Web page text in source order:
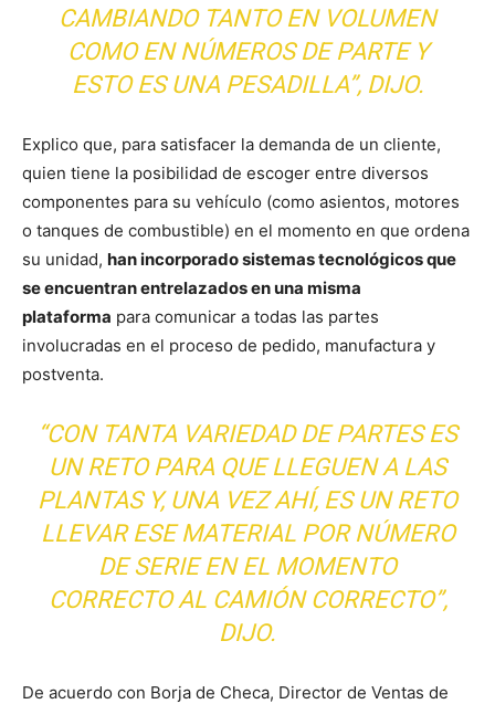
CAMBIANDO TANTO EN VOLUMEN
COMO EN NÚMEROS DE PARTE Y
ESTO ES UNA PESADILLA”, DIJO.
Explico que, para satisfacer la demanda de un cliente,
quien tiene la posibilidad de escoger entre diversos
componentes para su vehículo (como asientos, motores
o tanques de combustible) en el momento en que ordena
su unidad, han incorporado sistemas tecnológicos que
se encuentran entrelazados en una misma
plataforma para comunicar a todas las partes
involucradas en el proceso de pedido, manufactura y
postventa.
“CON TANTA VARIEDAD DE PARTES ES
UN RETO PARA QUE LLEGUEN A LAS
PLANTAS Y, UNA VEZ AHÍ, ES UN RETO
LLEVAR ESE MATERIAL POR NÚMERO
DE SERIE EN EL MOMENTO
CORRECTO AL CAMIÓN CORRECTO”,
DIJO.
De acuerdo con Borja de Checa, Director de Ventas de